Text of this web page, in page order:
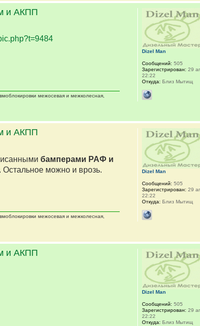
и АКПП
межосевая и межколесная,
Dizel Man
Сообщений: 505
Зарегистрирован: 29
22:22
Откуда: Близ Мытищ
и АКПП
бамперами РАФ и
Остальное можно и врозь.
межосевая и межколесная,
Dizel Man
Сообщений: 505
Зарегистрирован: 29
22:22
Откуда: Близ Мытищ
и АКПП
Dizel Man
Сообщений: 505
Зарегистрирован: 29
22:22
Откуда: Близ Мытищ